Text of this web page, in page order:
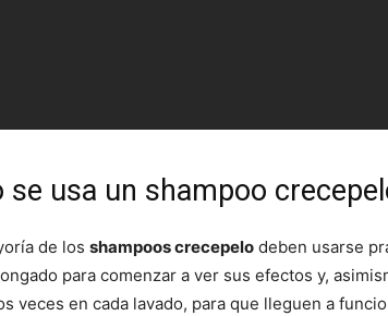
se usa un shampoo
de los shampoos crecepelo deben usarse
para comenzar a ver sus efectos y,
veces en cada lavado, para que lleguen a